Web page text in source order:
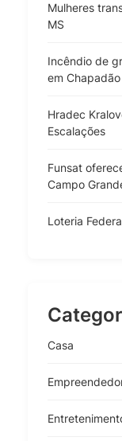
Mulheres
MS
Incêndio de
em
Hradec
Escalações
Funsat
Campo
Loteria
Casa